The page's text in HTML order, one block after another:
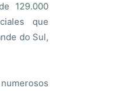
129.000
que
do Sul,